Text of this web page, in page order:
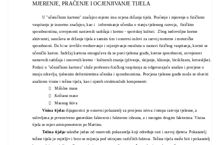
MJERENJE, PRAĆENJE I OCJENJIVANJE TIJELA
U "učeničkom kartonu" značajno mjesto ima ocjena držanja tijela. Praćenje i mjerenje u fizičkom
vaspitanju je izuzetno značajno, kao i informisanje učenika o stanju tjelesnog razvoja, fizičkim
sposobnostima, usvojenosti nastavnih sadržaja i kretno - sportskoj kulturi. Zbog nedovoljne kretne
aktivnosti, narušava se držanje tijela a samim tim i osnovni uslovi za razvoj motorne i motoričke
sposobnosti. Da bi se izvršilo vrednovanje i ocjenjivanje rezultata u nastavi fizičkog vaspitanja, koristi se
učenički karton. Sadržaj kartona omogućava da se prati tjelesna građa, kretne sposobnosti, usvojenost
nastavnih sadržaja i osnovnih kretno - kulturnih znanja (plivanje, skijanje, klizanje, biciklizam, koturaljke).
Podaci u "učeničkom kartonu" služe profesoru fizičkog vaspitanja za odgovarajuće analize i procjene o
stanju zdravlja, tjelesnim deformitetima učenika i sposobnostima. Procjena tjelesne građe može se obaviti
analizom visine i težine tijela, kao i njenih strukturalnih komponenti:

Mišićne mase

Koštane mase

Masnog tkiva
Visina tijelau dijagnostici je osnovni pokazatelj za procjenu nivoa i tempa razvoja tjelesne, a
uslovljena je prvenstveno genetskim faktorom i faktorom ishrane, a i mnogim drugim faktorima. Visina
tijela se mjeri antropometrom po Martinu.
Težina tijelaje također jedan od osnovnih pokazatelja koji određuje rast i razvoj djeteta. Pokazatelj
težine tijela je osjetljiv i brzo se mijenja pod uticajem različitih faktora. Težina tijela može biti i pokazatelj